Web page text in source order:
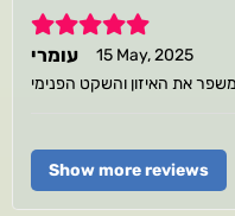
5
עומרי
15 May, 2025
את האיזון והשקט הפנימי
Show more reviews